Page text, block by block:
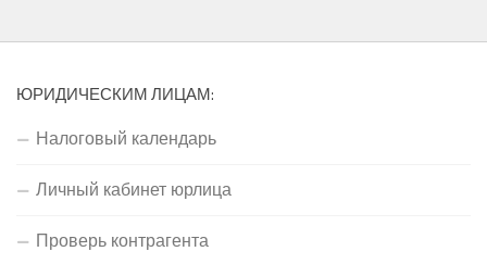
ЮРИДИЧЕСКИМ ЛИЦАМ:
Налоговый календарь
Личный кабинет юрлица
Проверь контрагента